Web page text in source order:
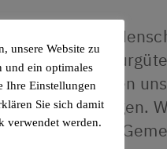
für die
und
und wir arbeiten
in Neuerungen.
Beitrag für die
unsere Website zu
und ein optimales
Ihre Einstellungen
Sie sich damit
verwendet werden.